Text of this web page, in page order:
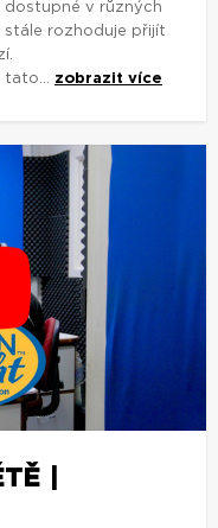
dostupné v různých
stále rozhoduje přijít
tato... zobrazit více
|